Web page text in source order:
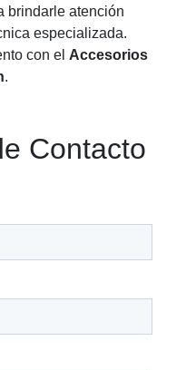
brindarle atención
especializada.
con el Accesorios
.
Contacto